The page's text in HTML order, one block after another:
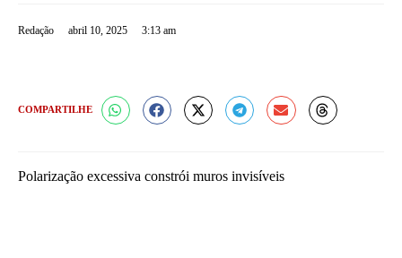
Redação abril 10, 2025 3:13 am
COMPARTILHE
Polarização excessiva constrói muros invisíveis